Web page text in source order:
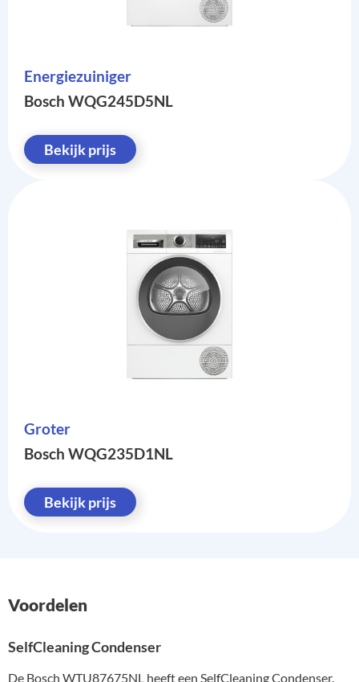
Energiezuiniger
Bosch WQG245D5NL
Bekijk prijs
Groter
Bosch WQG235D1NL
Bekijk prijs
Voordelen
SelfCleaning Condenser
De Bosch WTU87675NL heeft een SelfCleaning Condenser.